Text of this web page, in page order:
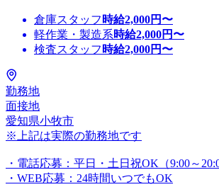
倉庫スタッフ 時給2,000円〜
軽作業・製造系時給2,000円〜
検査スタッフ 時給2,000円〜
勤務地
面接地
愛知県小牧市
※上記は実際の勤務地です
・電話応募：平日・土日祝OK（9:00～
・WEB応募：24時間いつでもOK